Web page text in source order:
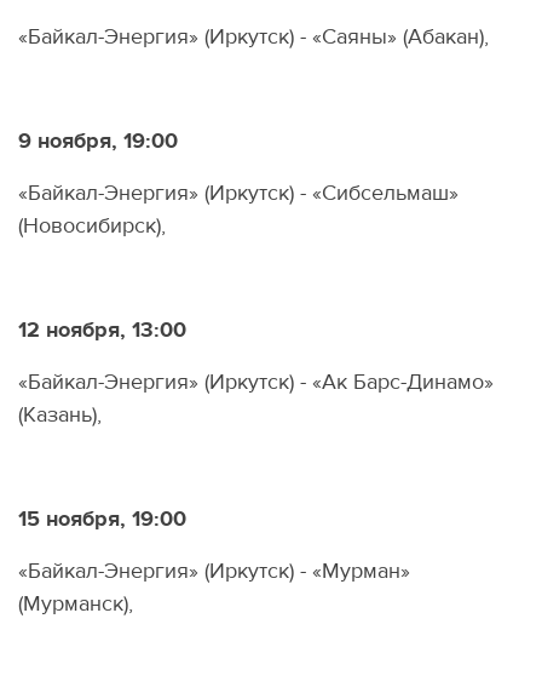
«Байкал-Энергия» (Иркутск) - «Саяны» (Абакан),
9 ноября, 19:00
«Байкал-Энергия» (Иркутск) - «Сибсельмаш»
(Новосибирск),
12 ноября, 13:00
«Байкал-Энергия» (Иркутск) - «Ак Барс-Динамо»
(Казань),
15 ноября, 19:00
«Байкал-Энергия» (Иркутск) - «Мурман»
(Мурманск),